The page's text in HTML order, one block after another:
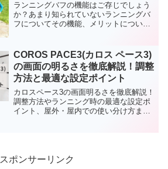
ランニングバフの機能はご存じでしょう
か？あまり知られていないランニングバ
フについてその機能、メリットについて
COROS PACE3(カロス ペース3)
の画面の明るさを徹底解説！調整
方法と最適な設定ポイント
カロスペース3の画面明るさを徹底解説！
調整方法やランニング時の最適な設定ポ
イント、屋外・屋内での使い分け方まで
スポンサーリンク